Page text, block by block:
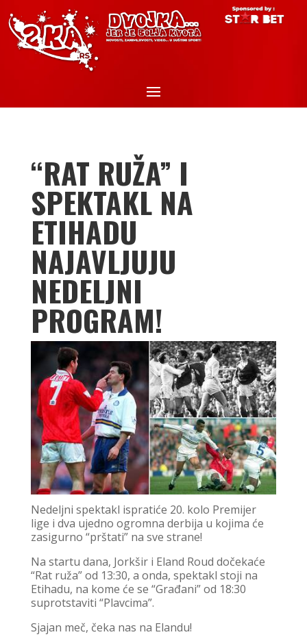
“RAT RUŽA” I
SPEKTAKL NA
ETIHADU
NAJAVLJUJU
NEDELJNI
PROGRAM!
Nedeljni spektakl ispratiće 20. kolo Premijer
lige i dva ujedno ogromna derbija u kojima će
zasigurno “prštati” na sve strane!
Na startu dana, Jorkšir i Eland Roud dočekaće
“Rat ruža” od 13:30, a onda, spektakl stoji na
Etihadu, na kome će se “Građani” od 18:30
suprotstaviti “Plavcima”.
Sjajan meč, čeka nas na Elandu!